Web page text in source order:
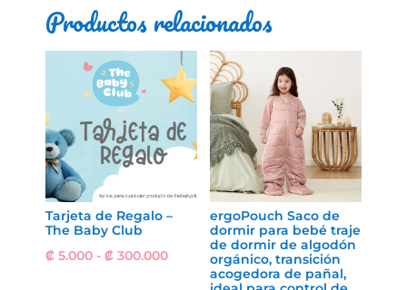
Productos relacionados
Tarjeta de Regalo –
The Baby Club
₡ 5.000 - ₡ 300.000Rango
ergoPouch Saco de
dormir para bebé traje
de dormir de algodón
orgánico, transición
acogedora de pañal,